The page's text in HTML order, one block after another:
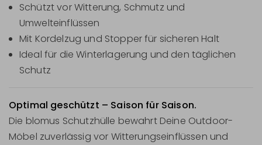
Schützt vor Witterung, Schmutz und
Umwelteinflüssen
Mit Kordelzug und Stopper für sicheren Halt
Ideal für die Winterlagerung und den täglichen
Schutz
Optimal geschützt – Saison für Saison.
Die blomus Schutzhülle bewahrt Deine Outdoor-
Möbel zuverlässig vor Witterungseinflüssen und